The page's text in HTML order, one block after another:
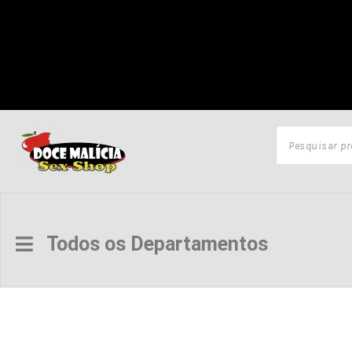
Todos os Departamentos